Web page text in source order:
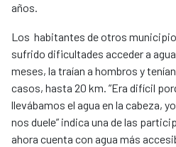
años.
Los habitantes de otros
sufrido dificultades acceder a
meses, la traían a hombros y
casos, hasta 20 km. ”Era difícil
llevábamos el agua en la cabeza,
nos duele” indica una de las
ahora cuenta con agua más